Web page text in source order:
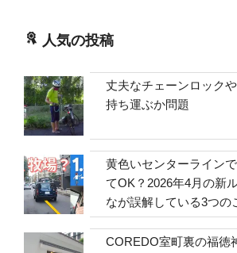
人気の投稿
丈夫なチェーンロック
持ち運ぶか問題
黄色いセンターライン
てOK？2026年4月の新
なが誤解している3つの
COREDO室町裏の福徳